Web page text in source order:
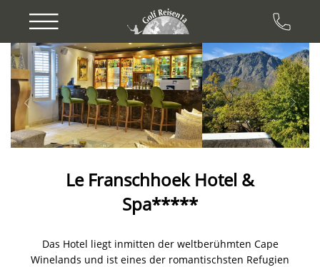
Previous Next
Le Franschhoek Hotel &
Spa*****
Das Hotel liegt inmitten der weltberühmten Cape
Winelands und ist eines der romantischsten Refugien